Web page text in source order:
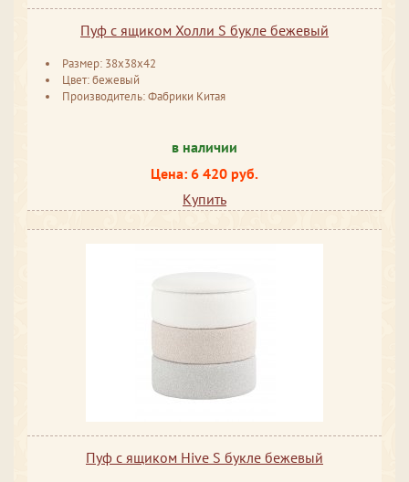
Пуф с ящиком Холли S букле бежевый
Размер: 38x38x42
Цвет: бежевый
Производитель: Фабрики Китая
в наличии
Цена: 6 420 руб.
Купить
Пуф с ящиком Hive S букле бежевый